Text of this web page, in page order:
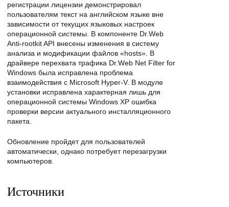
регистрации лицензии демонстрировал
пользователям текст на английском языке вне
зависимости от текущих языковых настроек
операционной системы. В компоненте Dr.Web
Anti-rootkit API внесены изменения в систему
анализа и модификации файлов «hosts». В
драйвере перехвата трафика Dr.Web Net Filter for
Windows была исправлена проблема
взаимодействия с Microsoft Hyper-V. В модуле
установки исправлена характерная лишь для
операционной системы Windows XP ошибка
проверки версии актуального инсталляционного
пакета.
Обновление пройдет для пользователей
автоматически, однако потребует перезагрузки
компьютеров.
Источники